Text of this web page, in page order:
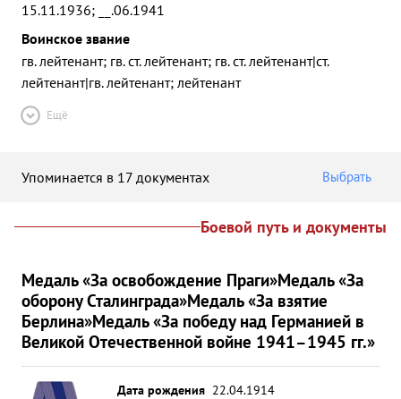
15.11.1936; __.06.1941
Воинское звание
гв. лейтенант; гв. ст. лейтенант; гв. ст. лейтенант|ст.
лейтенант|гв. лейтенант; лейтенант
Ещё
Упоминается в 17 документах Выбрать
Боевой путь и документы
Медаль «За освобождение Праги»Медаль «За
оборону Сталинграда»Медаль «За взятие
Берлина»Медаль «За победу над Германией в
Великой Отечественной войне 1941–1945 гг.»
Дата рождения 22.04.1914